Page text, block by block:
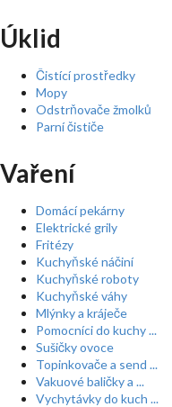
Úklid
Čistící prostředky
Mopy
Odstrňovače žmolků
Parní čističe
Vaření
Domácí pekárny
Elektrické grily
Fritézy
Kuchyňské náčiní
Kuchyňské roboty
Kuchyňské váhy
Mlýnky a kráječe
Pomocníci do kuchy ...
Sušičky ovoce
Topinkovače a send ...
Vakuové baličky a ...
Vychytávky do kuch ...